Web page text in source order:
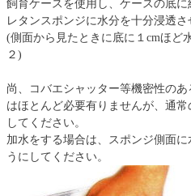
飼育ケースを使用し、ケースの底
レタンスポンジに水分を十分浸透
(側面から見たときに底に１cmほ
２)
尚、コバエシャッター等機密性の
はほとんど必要有りませんが、通
してください。
加水をする場合は、スポンジ側面
うにしてください。